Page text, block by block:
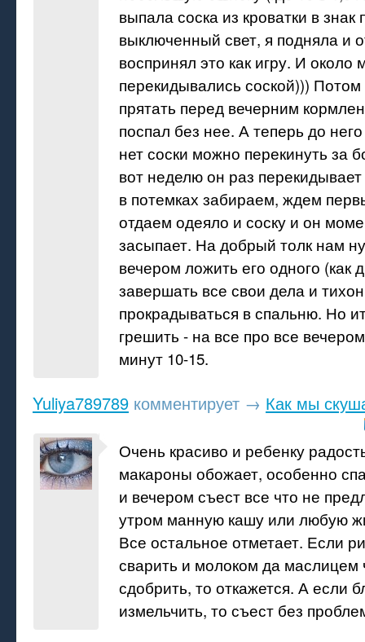
выпала соска из кроватки в знак
выключенный свет, я подняла и
воспринял это как игру. И
перекидывались соской)))
прятать перед вечерним
поспал без нее. А теперь до
нет соски можно перекинуть за
вот неделю он раз
в потемках забираем, ждем
отдаем одеяло и соску и он
засыпает. На добрый толк нам
вечером ложить его одного (как
завершать все свои дела и
прокрадываться в спальню. Но
грешить - на все про все
минут 10-15.
Yuliya789789 комментирует → Как мы
Очень красиво и ребенку
макароны обожает, особенно
и вечером съест все что не
утром манную кашу или любую
Все остальное отметает. Если
сварить и молоком да маслицем
сдобрить, то откажется. А если
измельчить, то съест без